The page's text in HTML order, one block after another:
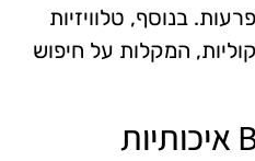
בנוסף, טלוויזיות
המקלות על חיפוש